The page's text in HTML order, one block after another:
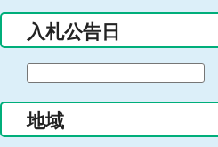
力
入札公告日
の
始
地域